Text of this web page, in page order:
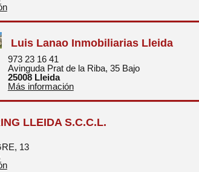
Luis Lanao Inmobiliarias Lleida
973 23 16 41
Avinguda Prat de la Riba, 35 Bajo
25008 Lleida
Más información
LLEIDA S.C.C.L.
13